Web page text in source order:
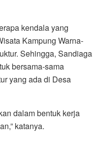
kendala yang
Kampung Warna-
Sehingga, Sandiaga
bersama-sama
yang ada di Desa
dalam bentuk kerja
katanya.